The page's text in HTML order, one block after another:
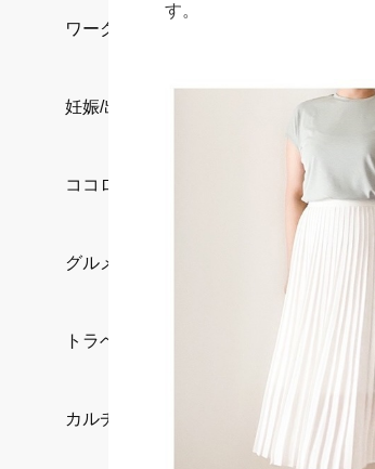
ワークスタイル
妊娠/出産/家族
ココロ/カラダ
グルメ
トラベル
カルチャー/エンタメ
す。